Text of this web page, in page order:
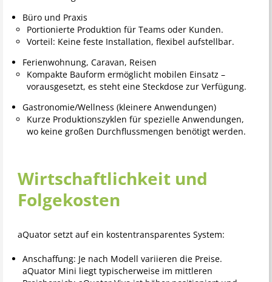
Büro und Praxis
Portionierte Produktion für Teams oder Kunden.
Vorteil: Keine feste Installation, flexibel aufstellbar.
Ferienwohnung, Caravan, Reisen
Kompakte Bauform ermöglicht mobilen Einsatz –
vorausgesetzt, es steht eine Steckdose zur Verfügung.
Gastronomie/Wellness (kleinere Anwendungen)
Kurze Produktionszyklen für spezielle Anwendungen,
wo keine großen Durchflussmengen benötigt werden.
Wirtschaftlichkeit und
Folgekosten
aQuator setzt auf ein kostentransparentes System:
Anschaffung: Je nach Modell variieren die Preise.
aQuator Mini liegt typischerweise im mittleren